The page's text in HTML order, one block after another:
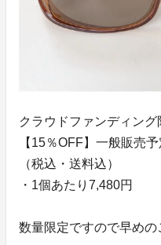
クラウドファンディング
【15％OFF】一般販売
（税込・送料込）
・1個あたり7,480円
数量限定ですので早めの